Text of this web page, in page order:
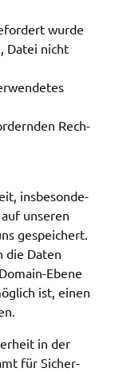
wurde
Datei nicht
Rech­
insbe­son­de­
unse­ren
gespei­chert.
die Daten
Ebene
ist, einen
in der
für Sicher­